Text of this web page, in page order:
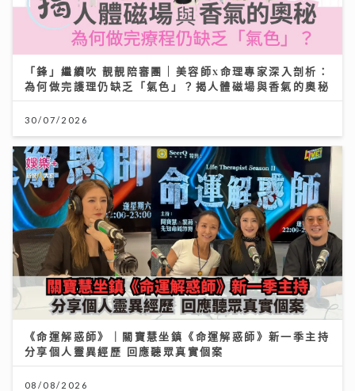
「鋒」繼續吹 靚靚陪審團 | 美容師x命理專家深入剖析：
為何做完護理仍缺乏「氣色」？揭人體磁場與香氣的奧秘
30/07/2026
《命運解惑師》｜關寶慧坐鎮《命運解惑師》新一季主持
分享個人靈異經歷 回應聽眾真實個案
08/08/2026